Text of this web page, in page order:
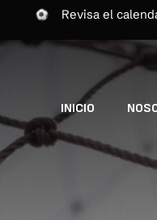
Revisa el
INICIO